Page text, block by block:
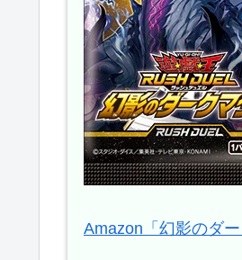
Amazon「幻影のダー